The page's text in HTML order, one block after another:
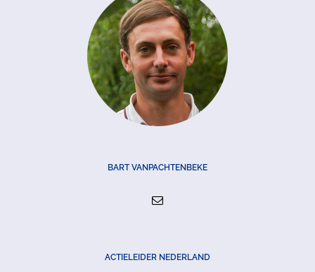
BART VANPACHTENBEKE
ACTIELEIDER NEDERLAND